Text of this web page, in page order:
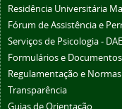
Residência Universitária
Fórum de Assistência e
Serviços de Psicologia -
Formulários e Documentos
Regulamentação e Normas
Transparência